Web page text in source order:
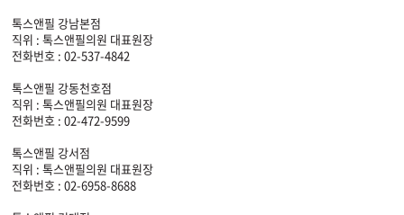
톡스앤필 강남본점
직위 : 톡스앤필의원 대표원장
전화번호 : 02-537-4842
톡스앤필 강동천호점
직위 : 톡스앤필의원 대표원장
전화번호 : 02-472-9599
톡스앤필 강서점
직위 : 톡스앤필의원 대표원장
전화번호 : 02-6958-8688